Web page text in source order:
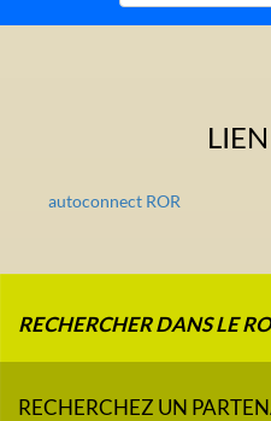
autoconnect ROR
RECHERCHER DANS LE
RECHERCHEZ UN